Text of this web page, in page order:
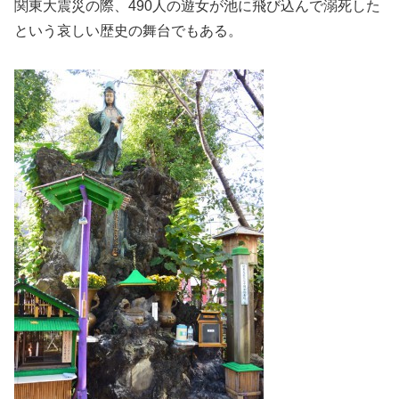
関東大震災の際、490人の遊女が池に飛び込んで溺死した
という哀しい歴史の舞台でもある。